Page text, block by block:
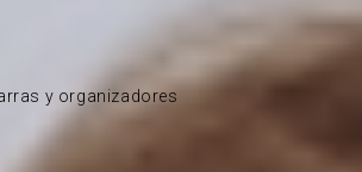
y organizadores